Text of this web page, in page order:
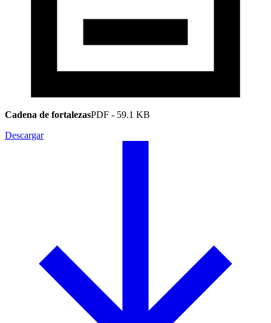
Cadena de fortalezasPDF - 59.1 KB
Descargar